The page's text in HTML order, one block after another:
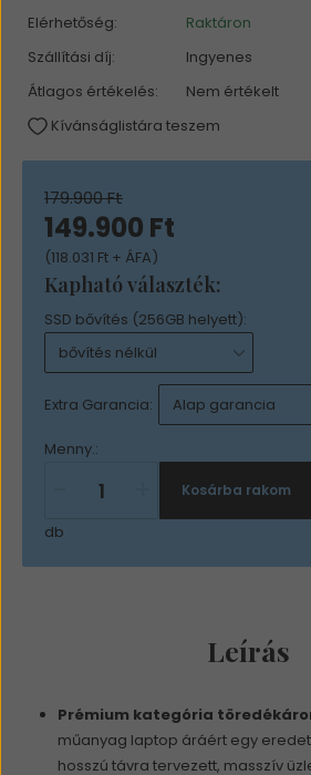
Elérhetőség:
Raktáron
Szállítási díj:
Ingyenes
Átlagos értékelés:
Nem értékelt
Kívánságlistára teszem
179.900 Ft
149.900 Ft
(118.031 Ft + ÁFA)
Kapható választék:
SSD bővítés (256GB helyett):
Extra Garancia:
Menny.:
db
Kosárba rakom
Leírás
Prémium kategória
műanyag laptop áráért egy
hosszú távra tervezett, masszív